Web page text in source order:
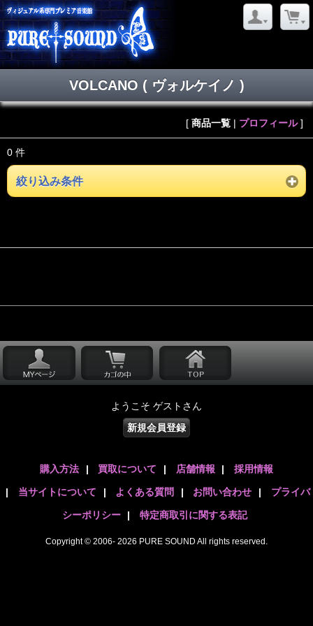
VOLCANO ( ヴォルケイノ )
[ 商品一覧 | プロフィール]
0 件
絞り込み条件
ようこそ ゲストさん
新規会員登録
購入方法 | 買取について | 店舗情報 | 採用情報
| 当サイトについて | よくある質問 | お問い合わせ | プライバ
シーポリシー | 特定商取引に関する表記
Copyright © 2006- 2026 PURE SOUND All rights reserved.